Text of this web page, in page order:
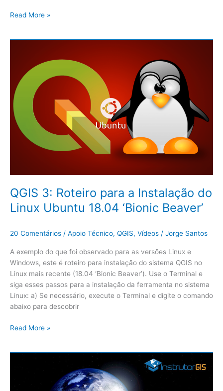
Read More »
QGIS 3: Roteiro para a Instalação do
Linux Ubuntu 18.04 ‘Bionic Beaver’
20 Comentários / Apoio Técnico, QGIS, Vídeos / Jorge Santos
A exemplo do que foi observado para as versões Linux e
Windows, este é roteiro para instalação do sistema QGIS no
Linux mais recente (18.04 ‘Bionic Beaver’). Use o Terminal e
siga esses passos para a instalação da ferramenta no sistema
Linux: a) Se necessário, execute o Terminal e digite o comando
abaixo para descobrir
Roteiro
para
Instalação
do
Linux
Ubuntu
Read More »